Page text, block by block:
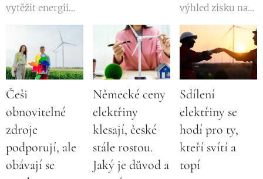
vytěžit energii
větru k výrobě
Například
třímilionová
Litva jen loni
spustila do
provozu nové
větrné elektrárny
o výkonu 759
megawattů. Ve
Finsku přibylo
environmentální
stanovisko (JES)
k záměru
výstavby větrné
elektrárny v
katastru obce
Hořany na
Nymbursku.
Společnost VTE
Hořany, která
výhled zisku na
rok 2026 ,
oznámil navýšení
dividendy o
třetinu a další
zpětný odkup
akcií v hodnotě
150 mil. EUR .
Přestože firma
těží z rekordního
portfolia
objednávek a
Češi
obnovitelné
zdroje
podporují, ale
obávají se
Německé ceny
elektřiny
klesají, české
stále rostou.
Jaký je důvod a
Sdílení
elektřiny se
hodí pro ty,
kteří svítí a
topí